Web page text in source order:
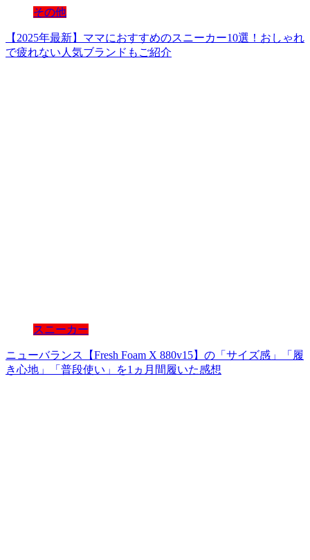
その他
【2025年最新】ママにおすすめのスニーカー10選！おしゃれ
で疲れない人気ブランドもご紹介
スニーカー
ニューバランス【Fresh Foam X 880v15】の「サイズ感」「履
き心地」「普段使い」を1ヵ月間履いた感想